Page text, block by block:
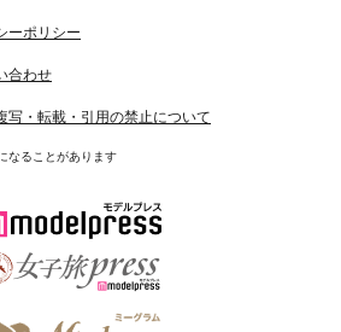
ーポリシー
合わせ
写・転載・引用の禁止について
なることがあります